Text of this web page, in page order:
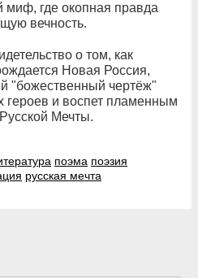
где окопная правда
вечность.
о том, как
Новая Россия,
"божественный чертёж"
героев и воспет пламенным
Мечты.
поэма поэзия
русская мечта